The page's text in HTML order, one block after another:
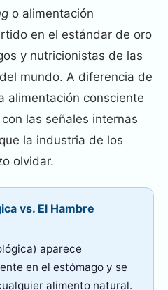
o alimentación
en el estándar de oro
y nutricionistas de las
mundo. A diferencia de
alimentación consciente
las señales internas
la industria de los
olvidar.
vs. El Hambre
aparece
en el estómago y se
alimento natural.